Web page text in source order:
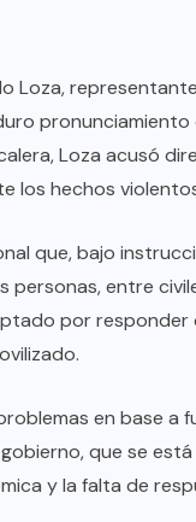
Loza acusó
los hechos
que, bajo
entre
por
en base a
que se
y la falta de